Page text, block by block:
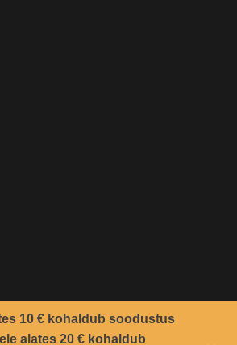
&CoolSoft OÜ© Kõik õigused kaitstud.
10 € kohaldub soodustus
alates 20 € kohaldub